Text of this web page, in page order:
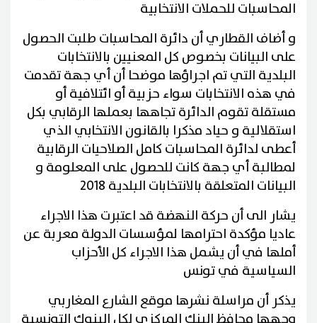
المحاسبات للحملات الانتخابية
و أضاف القطاري أن دائرة المحاسبات طلبت الحصول
على البيانات بخصوص كل المعنيين بالانتخابات
البلدية التي تم اجراؤها موضحا أن أي جهة تقدمت
في هذه الانتخابات سواء حزبية أو ائتلافية أو
مستقلة تقوم الدائرة تجاهها بعملها الرقابي بكل
استقلالية و حياد مذكرا بالقانون الانتخابي الذي
أعطى لدائرة المحاسبات كامل الصلاحيات الرقابية
لمطالبة أي جهة كانت للحصول على المعلومة و
البيانات المتعلقة بالانتخابات البلدية 2018
يشار الى أن حركة النهضة قد اعتبرت هذا الاجراء
عاديا مؤكدة احترامها لمؤسسات الدولة معربة عن
أملها في أن يشمل هذا الاجراء كل الأحزاب
السياسية في تونس
يذكر أن مراسلة نشرها موقع الشارع المغاربي